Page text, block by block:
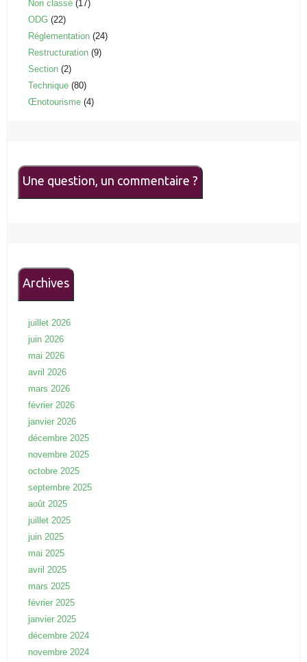
Non classé (17)
ODG (22)
Réglementation (24)
Restructuration (9)
Section (2)
Technique (80)
Œnotourisme (4)
Une question, un commentaire ?
Archives
juillet 2026
juin 2026
mai 2026
avril 2026
mars 2026
février 2026
janvier 2026
décembre 2025
novembre 2025
octobre 2025
septembre 2025
août 2025
juillet 2025
juin 2025
mai 2025
avril 2025
mars 2025
février 2025
janvier 2025
décembre 2024
novembre 2024